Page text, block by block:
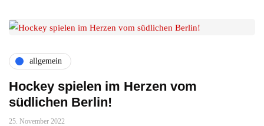
allgemein
Hockey spielen im Herzen vom
südlichen Berlin!
25. November 2022